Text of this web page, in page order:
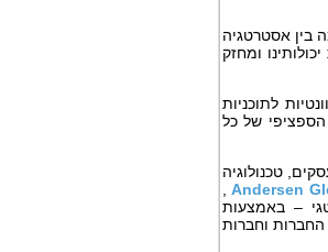
בין אסטרטגיה
ומחזק
לתוכניות
של כל
טכנולוגיה
Andersen
– באמצעות
באמצעות חברות החברות וחברות